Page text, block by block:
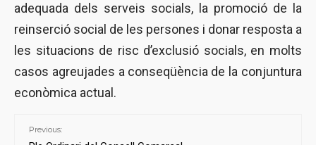
adequada dels serveis socials, la promoció de la
reinserció social de les persones i donar resposta a
les situacions de risc d’exclusió socials, en molts
casos agreujades a conseqüència de la conjuntura
econòmica actual.
Previous: